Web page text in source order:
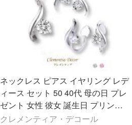
ネックレス ピアス イヤリング レデ
ィース セット 50 40代 母の日 プレ
ゼント 女性 彼女 誕生日 プリンセ
ス リーフ
クレメンティア・デコール